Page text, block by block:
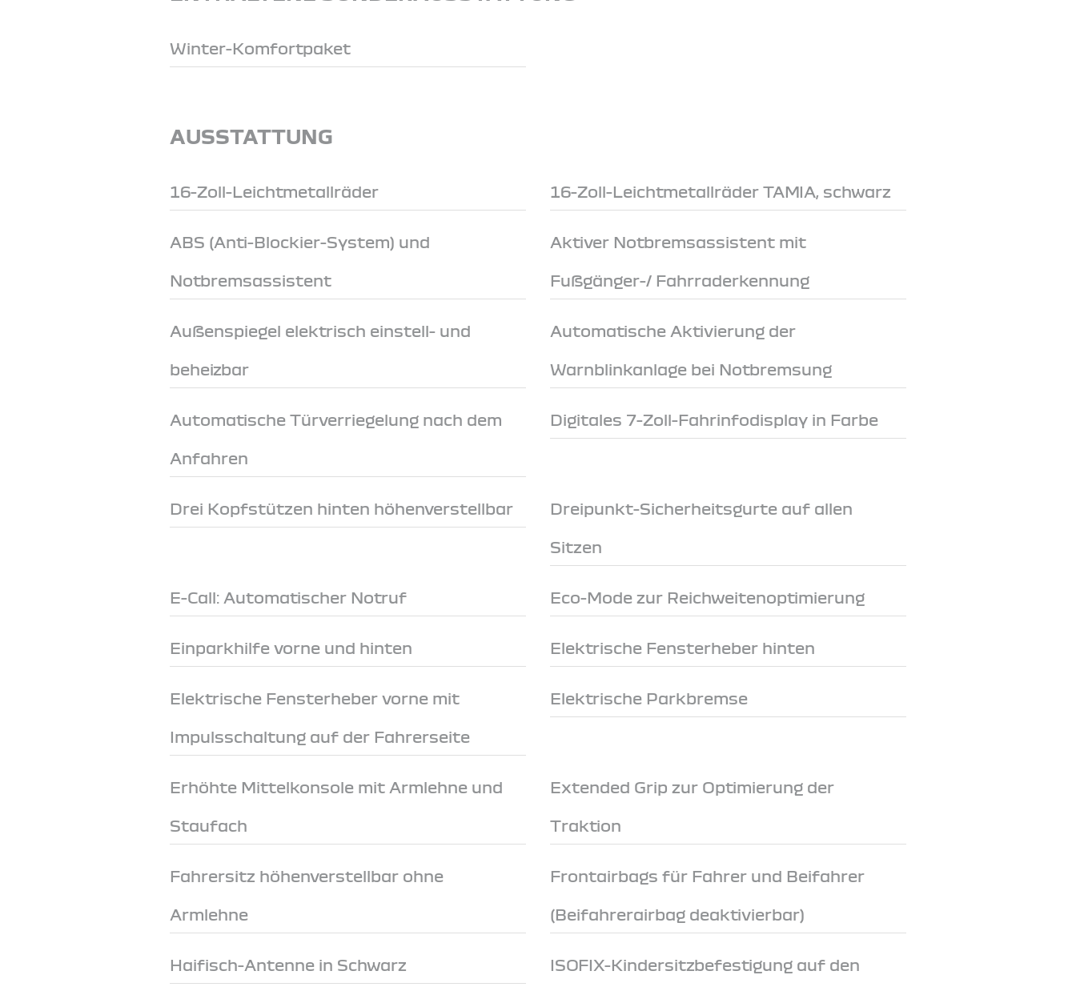
Winter-Komfortpaket
AUSSTATTUNG
16-Zoll-Leichtmetallräder 16-Zoll-Leichtmetallräder TAMIA, schwarz
ABS (Anti-Blockier-System) und
Notbremsassistent
Aktiver Notbremsassistent mit
Fußgänger-/ Fahrraderkennung
Außenspiegel elektrisch einstell- und
beheizbar
Automatische Aktivierung der
Warnblinkanlage bei Notbremsung
Automatische Türverriegelung nach dem
Anfahren
Digitales 7-Zoll-Fahrinfodisplay in Farbe
Drei Kopfstützen hinten höhenverstellbar Dreipunkt-Sicherheitsgurte auf allen
Sitzen
E-Call: Automatischer Notruf Eco-Mode zur Reichweitenoptimierung
Einparkhilfe vorne und hinten Elektrische Fensterheber hinten
Elektrische Fensterheber vorne mit
Impulsschaltung auf der Fahrerseite
Elektrische Parkbremse
Erhöhte Mittelkonsole mit Armlehne und
Staufach
Extended Grip zur Optimierung der
Traktion
Fahrersitz höhenverstellbar ohne
Armlehne
Frontairbags für Fahrer und Beifahrer
(Beifahrerairbag deaktivierbar)
Haifisch-Antenne in Schwarz ISOFIX-Kindersitzbefestigung auf den